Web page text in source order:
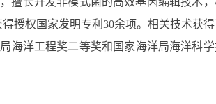
授权国家发明专利 30余项。相关技术获得
海洋工程奖二等奖和国家海洋局海洋科